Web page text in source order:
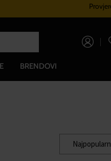
Sustav vjernosti
BRENDOVI